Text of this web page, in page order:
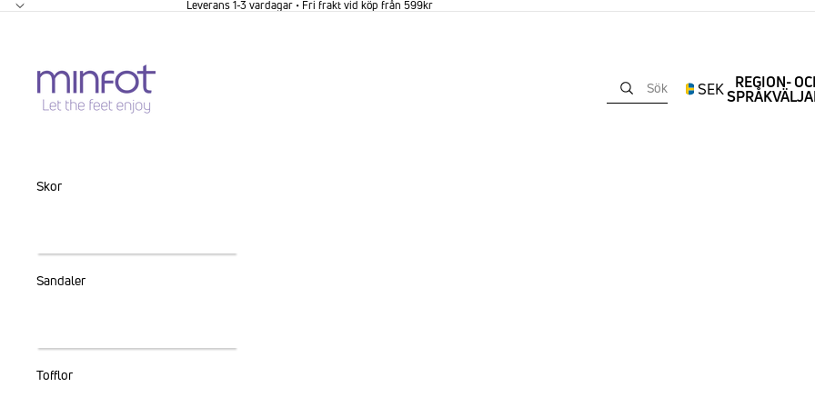
Leverans 1-3 vardagar • Fri frakt vid köp från 599kr
Sök SEK REGION-
Skor
Sandaler
Tofflor